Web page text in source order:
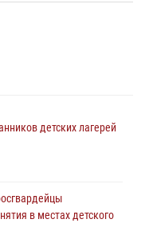
детских лагерей
в местах детского